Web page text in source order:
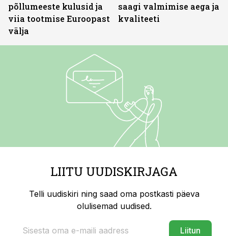
põllumeeste kulusid ja
viia tootmise Euroopast
välja
saagi valmimise aega ja
kvaliteeti
LIITU UUDISKIRJAGA
Telli uudiskiri ning saad oma postkasti päeva
olulisemad uudised.
Liitun